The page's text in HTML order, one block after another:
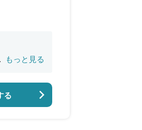
もっと見る
る